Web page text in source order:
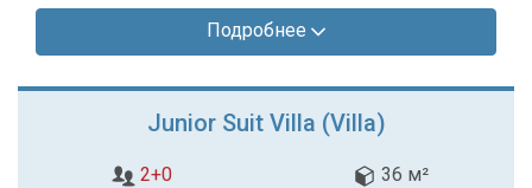
Подробнее
Junior Suit Villa (Villa)
2+0 36 м²